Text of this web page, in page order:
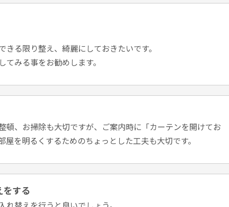
る限り整え、綺麗にしておきたいです。
みる事をお勧めします。
頓、お掃除も大切ですが、ご案内時に「カーテンを開けてお
を明るくするためのちょっとした工夫も大切です。
をする